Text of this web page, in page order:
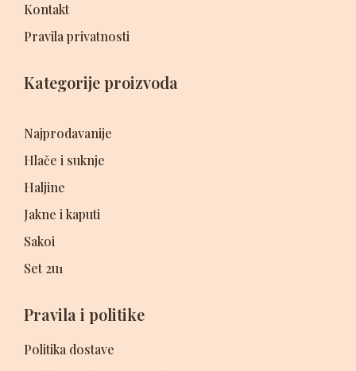
Kontakt
Pravila privatnosti
Kategorije proizvoda
Najprodavanije
Hlače i suknje
Haljine
Jakne i kaputi
Sakoi
Set 2u1
Pravila i politike
Politika dostave